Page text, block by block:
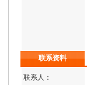
联系资料
联系人：